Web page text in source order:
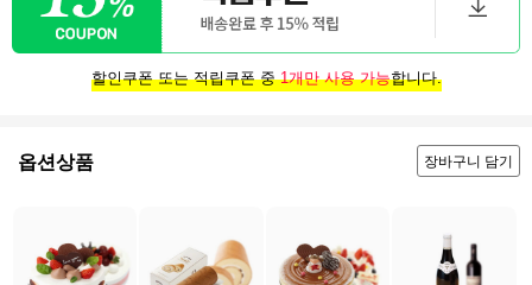
할인쿠폰 또는 적립쿠폰 중1개만 사용 가능합니다.
옵션상품 장바구니 담기